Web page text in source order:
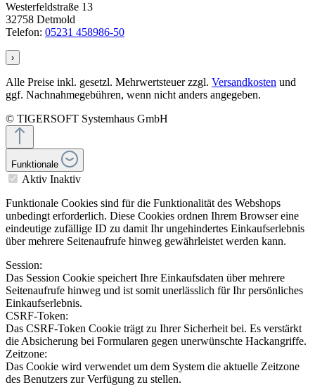
Westerfeldstraße 13
32758 Detmold
Telefon: 05231 458986-50
›
Alle Preise inkl. gesetzl. Mehrwertsteuer zzgl. Versandkosten und
ggf. Nachnahmegebühren, wenn nicht anders angegeben.
© TIGERSOFT Systemhaus GmbH
Funktionale
Aktiv Inaktiv
Funktionale Cookies sind für die Funktionalität des Webshops
unbedingt erforderlich. Diese Cookies ordnen Ihrem Browser eine
eindeutige zufällige ID zu damit Ihr ungehindertes Einkaufserlebnis
über mehrere Seitenaufrufe hinweg gewährleistet werden kann.
Session:
Das Session Cookie speichert Ihre Einkaufsdaten über mehrere
Seitenaufrufe hinweg und ist somit unerlässlich für Ihr persönliches
Einkaufserlebnis.
CSRF-Token:
Das CSRF-Token Cookie trägt zu Ihrer Sicherheit bei. Es verstärkt
die Absicherung bei Formularen gegen unerwünschte Hackangriffe.
Zeitzone:
Das Cookie wird verwendet um dem System die aktuelle Zeitzone
des Benutzers zur Verfügung zu stellen.